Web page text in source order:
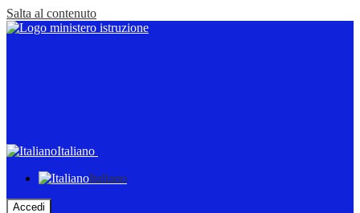
Salta al contenuto
Italiano
Italiano
Accedi